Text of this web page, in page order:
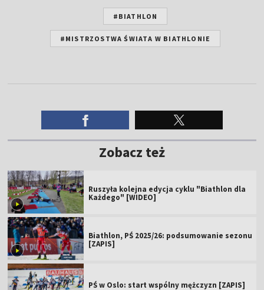
#BIATHLON
#MISTRZOSTWA ŚWIATA W BIATHLONIE
Zobacz też
Ruszyła kolejna edycja cyklu "Biathlon dla
Każdego" [WIDEO]
Biathlon, PŚ 2025/26: podsumowanie sezonu
[ZAPIS]
PŚ w Oslo: start wspólny mężczyzn [ZAPIS]